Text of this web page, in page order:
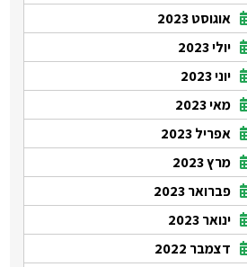
אוגוסט 2023
יולי 2023
יוני 2023
מאי 2023
אפריל 2023
מרץ 2023
פברואר 2023
ינואר 2023
דצמבר 2022